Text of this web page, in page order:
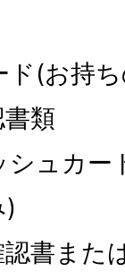
ド(お持
類
ュカー
)
書また